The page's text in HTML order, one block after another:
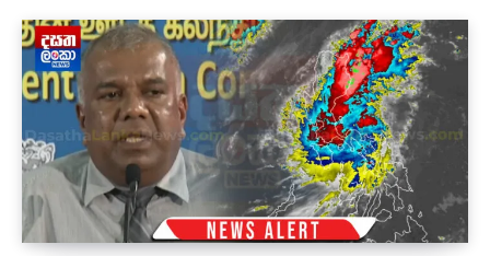
කරයි - ශානිගේ උසස්වීම ගැන විමල්ගෙන් සැර
සද්දයක්
03:42